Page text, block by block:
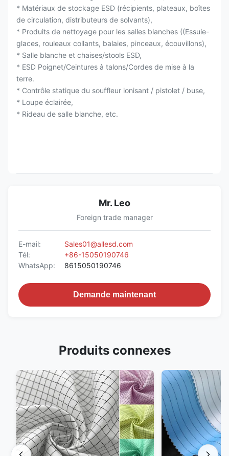
* Matériaux de stockage ESD (récipients, plateaux, boîtes
de circulation, distributeurs de solvants),
* Produits de nettoyage pour les salles blanches ((Essuie-
glaces, rouleaux collants, balaies, pinceaux, écouvillons),
* Salle blanche et chaises/stools ESD,
* ESD Poignet/Ceintures à talons/Cordes de mise à la
terre.
* Contrôle statique du souffleur ionisant / pistolet / buse,
* Loupe éclairée,
* Rideau de salle blanche, etc.
Mr. Leo
Foreign trade manager
E-mail:
Sales01@allesd.com
Tél:
+86-15050190746
WhatsApp:
8615050190746
Demande maintenant
Produits connexes